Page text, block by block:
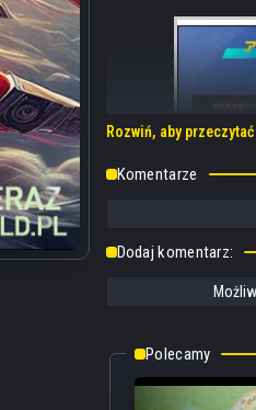
Rozwiń, aby przeczytać
Komentarze
Dodaj komentarz:
Polecamy